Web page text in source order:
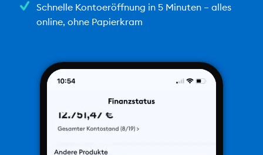
Schnelle Kontoeröffnung in 5 Minuten – alles
online, ohne Papierkram